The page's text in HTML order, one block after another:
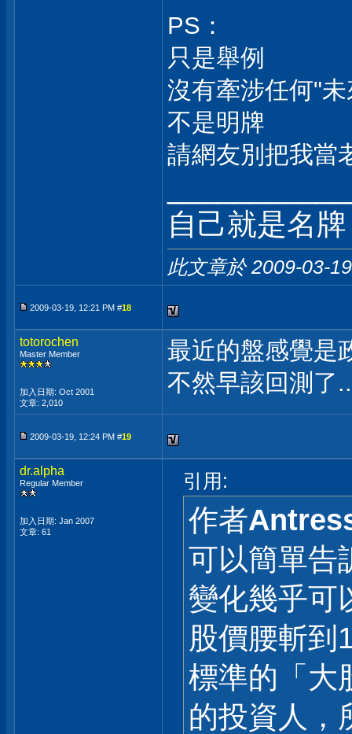
PS：
只是舉例
沒有牽涉任何"
不是明牌
請網友別把我當
自己就是名牌
此文章於 2009-03-
2009-03-19, 12:21 PM #18
totorochen
Master Member
加入日期: Oct 2001
文章: 2,010
最近的盤感覺是
不然早該回測了
2009-03-19, 12:24 PM #19
dr.alpha
Regular Member
加入日期: Jan 2007
文章: 61
引用:
作者
可以簡單告
變化幾乎可
股價腰斬到
標準的「大
的投資人，